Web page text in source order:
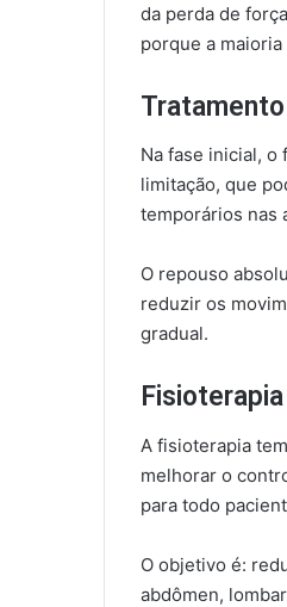
da perda de
porque a
Na fase inicial, o
limitação, que
temporários nas
O repouso
reduzir os
gradual.
A fisioterapia
melhorar o
para todo
O objetivo é:
abdômen,